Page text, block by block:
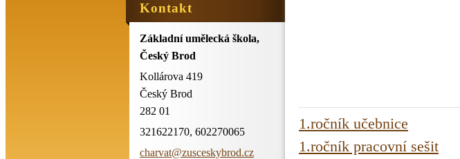
1.ročník učebnice
1.ročník pracovní sešit
Kontakt
Základní umělecká škola,
Český Brod
Kollárova 419
Český Brod
282 01
321622170, 602270065
charvat@zusceskybrod.cz